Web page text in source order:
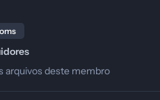
arquivos deste membro